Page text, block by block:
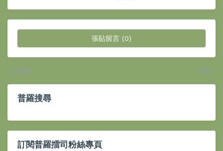
張貼留言 (0)
較新的 較舊
普羅搜尋
訂閱普羅擂司粉絲專頁